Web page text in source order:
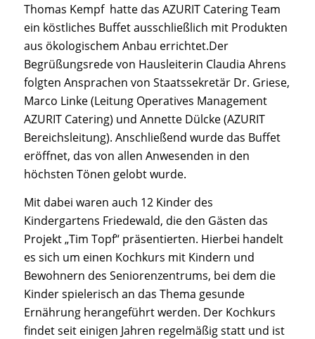
Thomas Kempf hatte das AZURIT Catering Team
ein köstliches Buffet ausschließlich mit Produkten
aus ökologischem Anbau errichtet.Der
Begrüßungsrede von Hausleiterin Claudia Ahrens
folgten Ansprachen von Staatssekretär Dr. Griese,
Marco Linke (Leitung Operatives Management
AZURIT Catering) und Annette Dülcke (AZURIT
Bereichsleitung). Anschließend wurde das Buffet
eröffnet, das von allen Anwesenden in den
höchsten Tönen gelobt wurde.
Mit dabei waren auch 12 Kinder des
Kindergartens Friedewald, die den Gästen das
Projekt „Tim Topf“ präsentierten. Hierbei handelt
es sich um einen Kochkurs mit Kindern und
Bewohnern des Seniorenzentrums, bei dem die
Kinder spielerisch an das Thema gesunde
Ernährung herangeführt werden. Der Kochkurs
findet seit einigen Jahren regelmäßig statt und ist